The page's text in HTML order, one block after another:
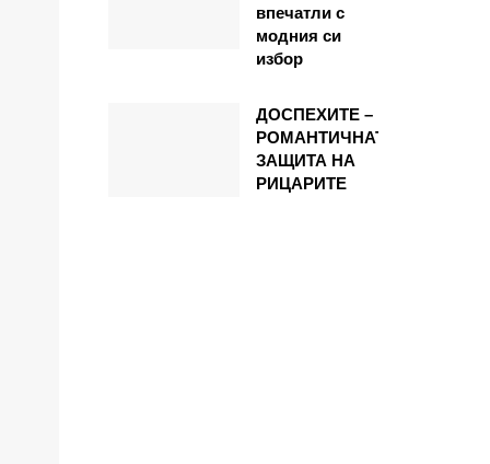
впечатли с
модния си
избор
ДОСПЕХИТЕ –
РОМАНТИЧНАТА
ЗАЩИТА НА
РИЦАРИТЕ